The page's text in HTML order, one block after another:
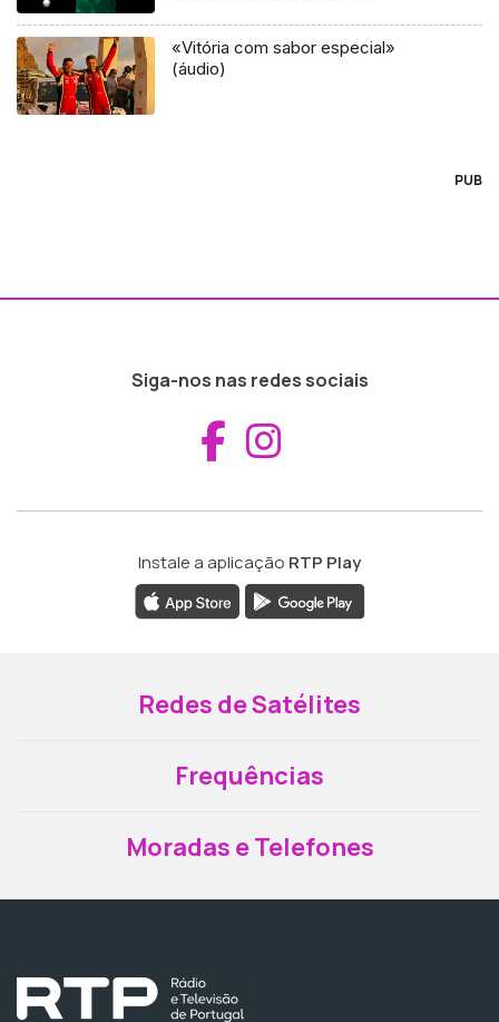
«Vitória com sabor especial»
(áudio)
PUB
Siga-nos nas redes sociais
Aceder ao
Instale a aplicação RTP Play
Redes de Satélites
Frequências
Moradas e Telefones